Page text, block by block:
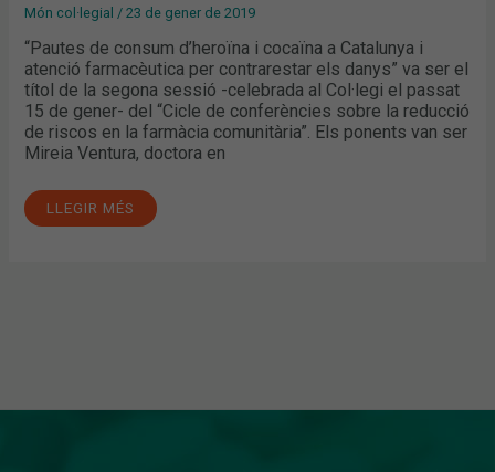
Món col·legial /23 de gener de 2019
“Pautes de consum d’heroïna i cocaïna a Catalunya i
atenció farmacèutica per contrarestar els danys” va ser el
títol de la segona sessió -celebrada al Col·legi el passat
15 de gener- del “Cicle de conferències sobre la reducció
de riscos en la farmàcia comunitària”. Els ponents van ser
Mireia Ventura, doctora en
LLEGIR MÉS